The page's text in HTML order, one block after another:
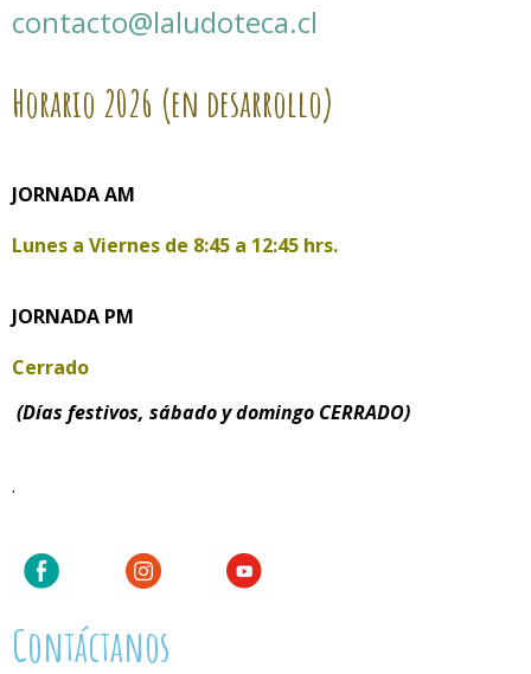
contacto@laludoteca.cl
Horario 2026 (en desarrollo)
JORNADA AM
Lunes a Viernes de 8:45 a 12:45 hrs.
JORNADA PM
Cerrado
(Días festivos, sábado y domingo CERRADO)
.
Contáctanos